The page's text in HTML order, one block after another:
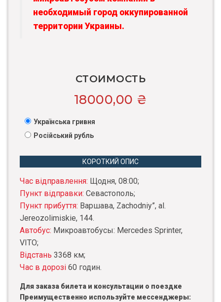
необходимый город оккупированной
территории Украины.
СТОИМОСТЬ
18000,00 ₴
Українська гривня
Російський рубль
КОРОТКИЙ ОПИС
Час відправлення: Щодня, 08:00;
Пункт відправки: Севастополь;
Пункт прибуття: Варшава, Zachodniy”, al.
Jereozolimiskie, 144.
Автобус: Микроавтобусы: Mercedes Sprinter,
VITO;
Відстань 3368 км;
Час в дорозі 60 годин.
Для заказа билета и консультации о поездке
Преимущественно используйте мессенджеры: